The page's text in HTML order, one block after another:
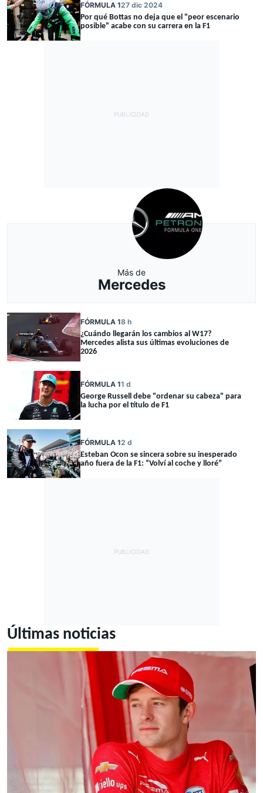
FÓRMULA 127 dic 2024
Por qué Bottas no deja que el "peor escenario
posible" acabe con su carrera en la F1
Más de
Mercedes
FÓRMULA 18 h
¿Cuándo llegarán los cambios al W17?
Mercedes alista sus últimas evoluciones de
2026
FÓRMULA 11 d
George Russell debe "ordenar su cabeza" para
la lucha por el título de F1
FÓRMULA 12 d
Esteban Ocon se sincera sobre su inesperado
año fuera de la F1: “Volví al coche y lloré”
Últimas noticias